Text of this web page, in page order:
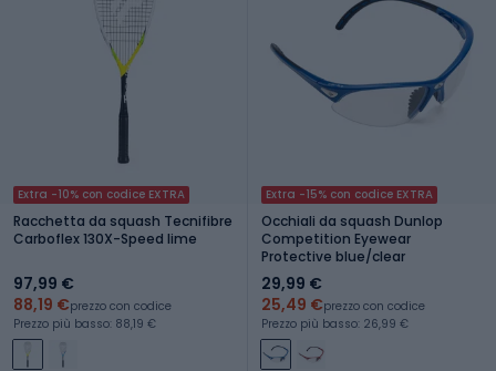
Extra -10% con codice EXTRA
Racchetta da squash Tecnifibre
Carboflex 130X-Speed lime
97,99 €
88,19 €prezzo con codice
Prezzo più basso: 88,19 €
Extra -15% con codice EXTRA
Occhiali da squash Dunlop
Competition Eyewear
Protective blue/clear
29,99 €
25,49 €prezzo con codice
Prezzo più basso: 26,99 €